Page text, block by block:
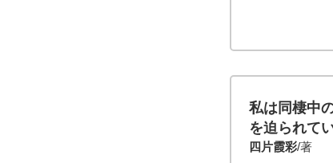
私は同棲中
を迫られて
四片霞彩/著